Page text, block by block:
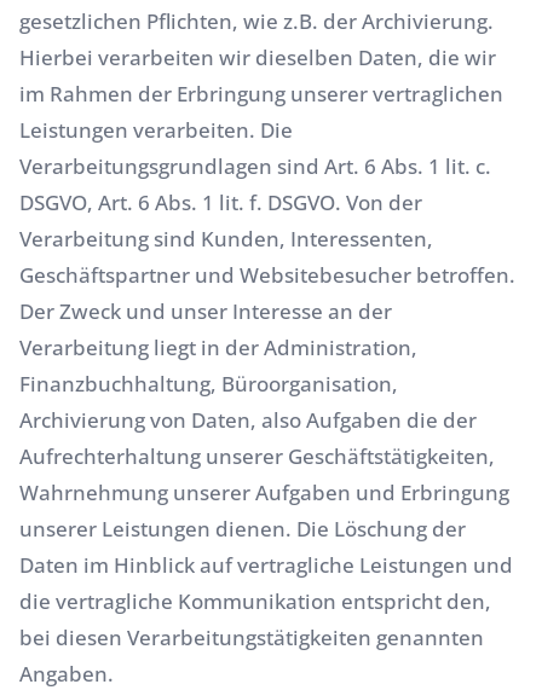
gesetzlichen Pflichten, wie z.B. der Archivierung.
Hierbei verarbeiten wir dieselben Daten, die wir
im Rahmen der Erbringung unserer vertraglichen
Leistungen verarbeiten. Die
Verarbeitungsgrundlagen sind Art. 6 Abs. 1 lit. c.
DSGVO, Art. 6 Abs. 1 lit. f. DSGVO. Von der
Verarbeitung sind Kunden, Interessenten,
Geschäftspartner und Websitebesucher betroffen.
Der Zweck und unser Interesse an der
Verarbeitung liegt in der Administration,
Finanzbuchhaltung, Büroorganisation,
Archivierung von Daten, also Aufgaben die der
Aufrechterhaltung unserer Geschäftstätigkeiten,
Wahrnehmung unserer Aufgaben und Erbringung
unserer Leistungen dienen. Die Löschung der
Daten im Hinblick auf vertragliche Leistungen und
die vertragliche Kommunikation entspricht den,
bei diesen Verarbeitungstätigkeiten genannten
Angaben.